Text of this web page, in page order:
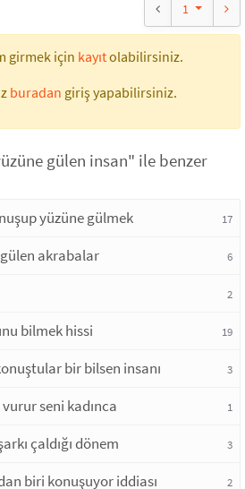
1
girmek için kayıtolabilirsiniz.
buradan giriş yapabilirsiniz.
gülen insan" ile benzer
yüzüne gülmek 17
akrabalar 6
2
bilmek hissi 19
bir bilsen insanı 3
seni kadınca 1
çaldığı dönem 3
biri konuşuyor iddiası 2